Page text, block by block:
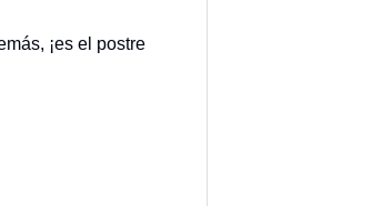
¡es el postre